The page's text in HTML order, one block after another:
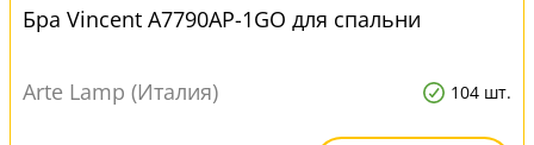
Бра Vincent A7790AP-1GO для спальни
Arte Lamp (Италия) 104 шт.